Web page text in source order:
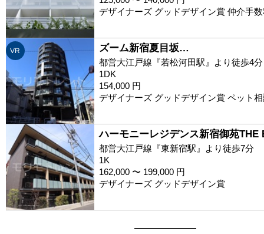
デザイナーズ グッドデザイン賞 仲介手
VR ズーム新宿夏目坂…
都営大江戸線『若松河田駅』より徒歩4分
1DK
154,000 円
デザイナーズ グッドデザイン賞 ペット
ハーモニーレジデンス新宿御苑
都営大江戸線『東新宿駅』より徒歩7分
1K
162,000 〜 199,000 円
デザイナーズ グッドデザイン賞